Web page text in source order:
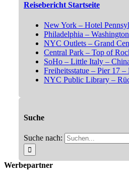
Reisebericht Startseite
New York – Hotel
Philadelphia –
NYC Outlets – Grand
Central Park – Top of
SoHo – Little Italy –
Freiheitsstatue – Pier 17
NYC Public Library –
Suche
Suche nach:
Werbepartner